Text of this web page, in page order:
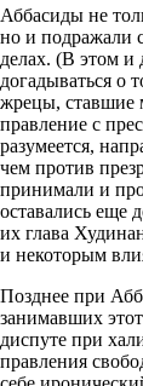
Аббасиды не
но и подражали
делах. (В этом и
догадываться о
жрецы, ставшие
правление с
разумеется,
чем против
принимали и
оставались еще
их глава
и некоторым
Позднее при
занимавших
диспуте при
правления